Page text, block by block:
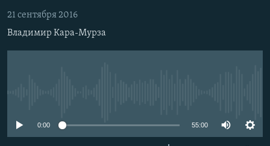
Вернутся
поиску
КАВКАЗ.РЕАЛИИ
СЕВЕР.РЕАЛИИ
Подписаться
21 сентября 2016
Владимир Кара-Мурза
0:00 55:00